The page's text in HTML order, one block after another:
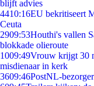
blijft advies
4410:16EU bekritiseert
Ceuta
2909:53Houthi's vallen
blokkade olieroute
1009:49Vrouw krijgt 30
misdienaar in kerk
3609:46PostNL-